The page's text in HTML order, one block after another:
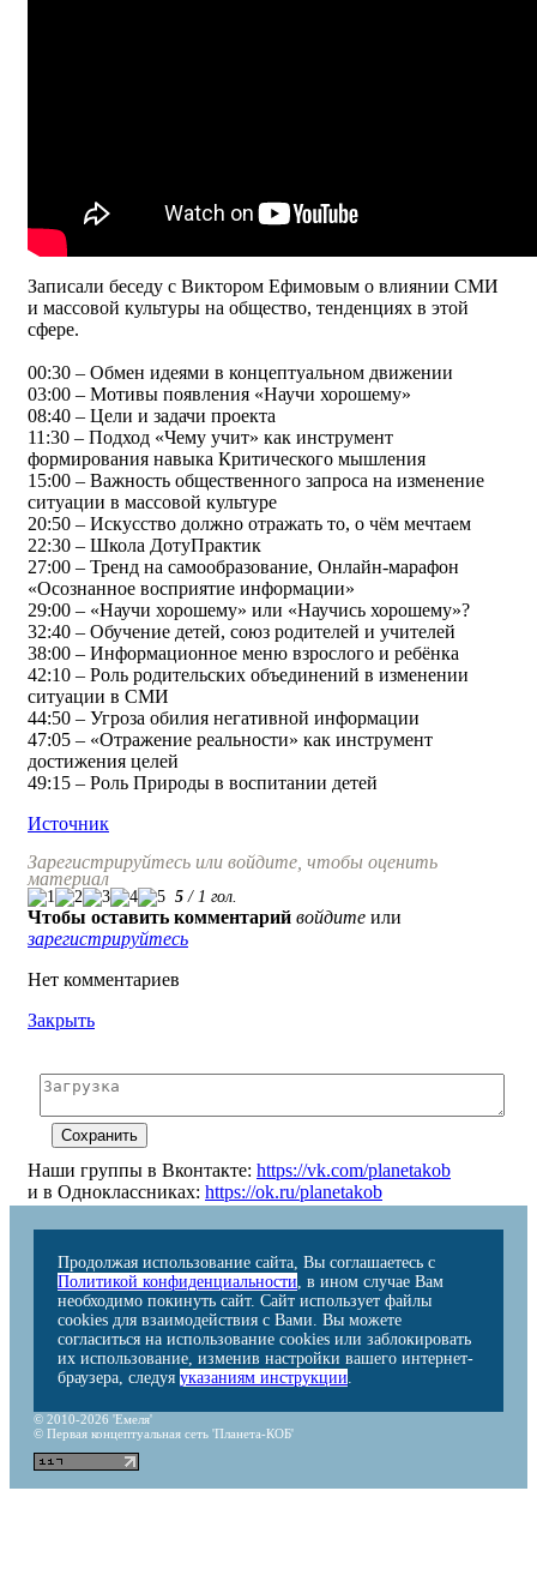
Записали беседу с Виктором Ефимовым о влиянии СМИ
и массовой культуры на общество, тенденциях в этой
сфере.
00:30​ – Обмен идеями в концептуальном движении
03:00​ – Мотивы появления «Научи хорошему»
08:40​ – Цели и задачи проекта
11:30​ – Подход «Чему учит» как инструмент
формирования навыка Критического мышления
15:00​ – Важность общественного запроса на изменение
ситуации в массовой культуре
20:50​ – Искусство должно отражать то, о чём мечтаем
22:30​ – Школа ДотуПрактик
27:00​ – Тренд на самообразование, Онлайн-марафон
«Осознанное восприятие информации»
29:00​ – «Научи хорошему» или «Научись хорошему»?
32:40​ – Обучение детей, союз родителей и учителей
38:00​ – Информационное меню взрослого и ребёнка
42:10​ – Роль родительских объединений в изменении
ситуации в СМИ
44:50​ – Угроза обилия негативной информации
47:05​ – «Отражение реальности» как инструмент
достижения целей
49:15​ – Роль Природы в воспитании детей
Источник
Зарегистрируйтесь или войдите, чтобы оценить
материал
5 / 1 гол.
Чтобы оставить комментарий войдите или
зарегистрируйтесь
Нет комментариев
Закрыть
Наши группы в Вконтакте: https://vk.com/planetakob
и в Одноклассниках: https://ok.ru/planetakob
Продолжая использование сайта, Вы соглашаетесь с
Политикой конфиденциальности, в ином случае Вам
необходимо покинуть сайт. Сайт использует файлы
cookies для взаимодействия с Вами. Вы можете
согласиться на использование cookies или заблокировать
их использование, изменив настройки вашего интернет-
браузера, следуя указаниям инструкции.
© 2010-2026 'Емеля'
© Первая концептуальная сеть 'Планета-КОБ'